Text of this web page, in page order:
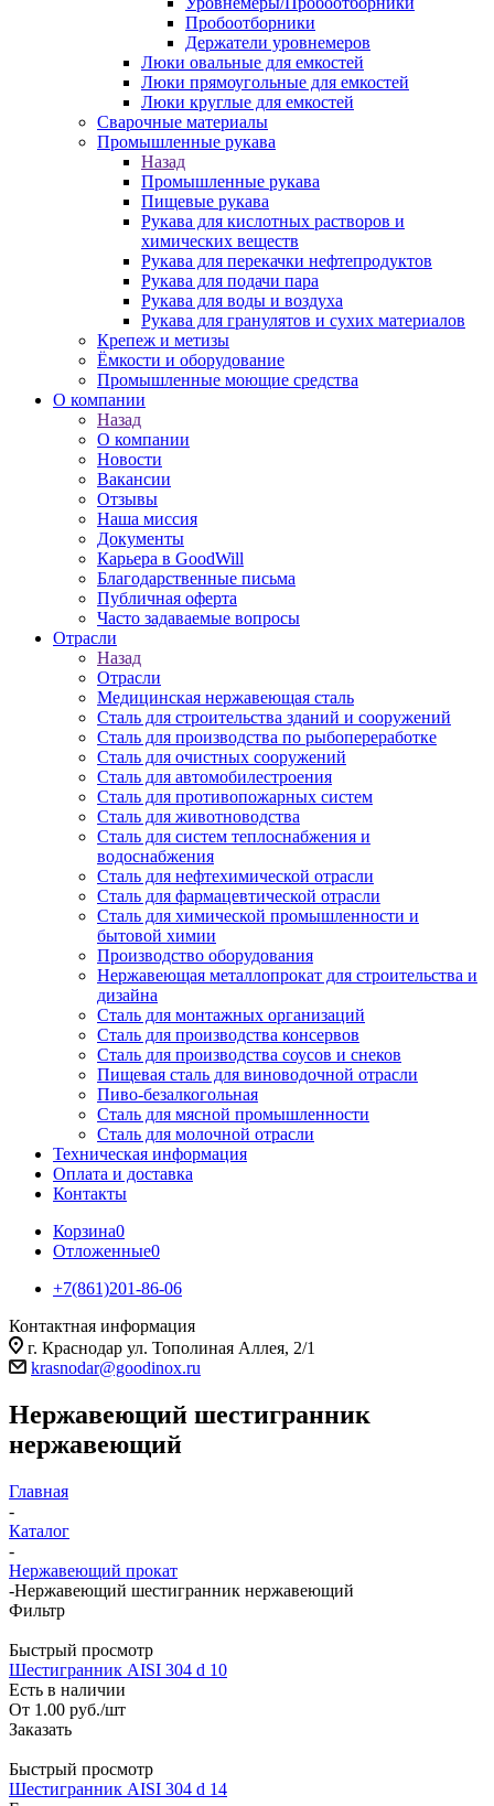
Пробоотборники
Держатели уровнемеров
Люки овальные для емкостей
Люки прямоугольные для емкостей
Люки круглые для емкостей
Сварочные материалы
Промышленные рукава
Назад
Промышленные рукава
Пищевые рукава
Рукава для кислотных растворов и
химических веществ
Рукава для перекачки нефтепродуктов
Рукава для подачи пара
Рукава для воды и воздуха
Рукава для гранулятов и сухих материалов
Крепеж и метизы
Ёмкости и оборудование
Промышленные моющие средства
О компании
Назад
О компании
Новости
Вакансии
Отзывы
Наша миссия
Документы
Карьера в GoodWill
Благодарственные письма
Публичная оферта
Часто задаваемые вопросы
Отрасли
Назад
Отрасли
Медицинcкая нержавеющая сталь
Сталь для строительства зданий и сооружений
Сталь для производства по рыбопереработке
Сталь для очистных сооружений
Сталь для автомобилестроения
Сталь для противопожарных систем
Сталь для животноводства
Сталь для систем теплоснабжения и
водоснабжения
Сталь для нефтехимической отрасли
Сталь для фармацевтической отрасли
Сталь для химической промышленности и
бытовой химии
Производство оборудования
Нержавеющая металлопрокат для строительства и
дизайна
Сталь для монтажных организаций
Сталь для производства консервов
Сталь для производства соусов и снеков
Пищевая сталь для виноводочной отрасли
Пиво-безалкогольная
Сталь для мясной промышленности
Сталь для молочной отрасли
Техническая информация
Оплата и доставка
Контакты
Корзина0
Отложенные0
+7(861)201-86-06
Контактная информация
г. Краснодар ул. Тополиная Аллея, 2/1
krasnodar@goodinox.ru
Нержавеющий шестигранник
нержавеющий
Главная
-
Каталог
-
Нержавеющий прокат
-Нержавеющий шестигранник нержавеющий
Фильтр
Быстрый просмотр
Шестигранник AISI 304 d 10
Есть в наличии
От 1.00 руб./шт
Заказать
Быстрый просмотр
Шестигранник AISI 304 d 14